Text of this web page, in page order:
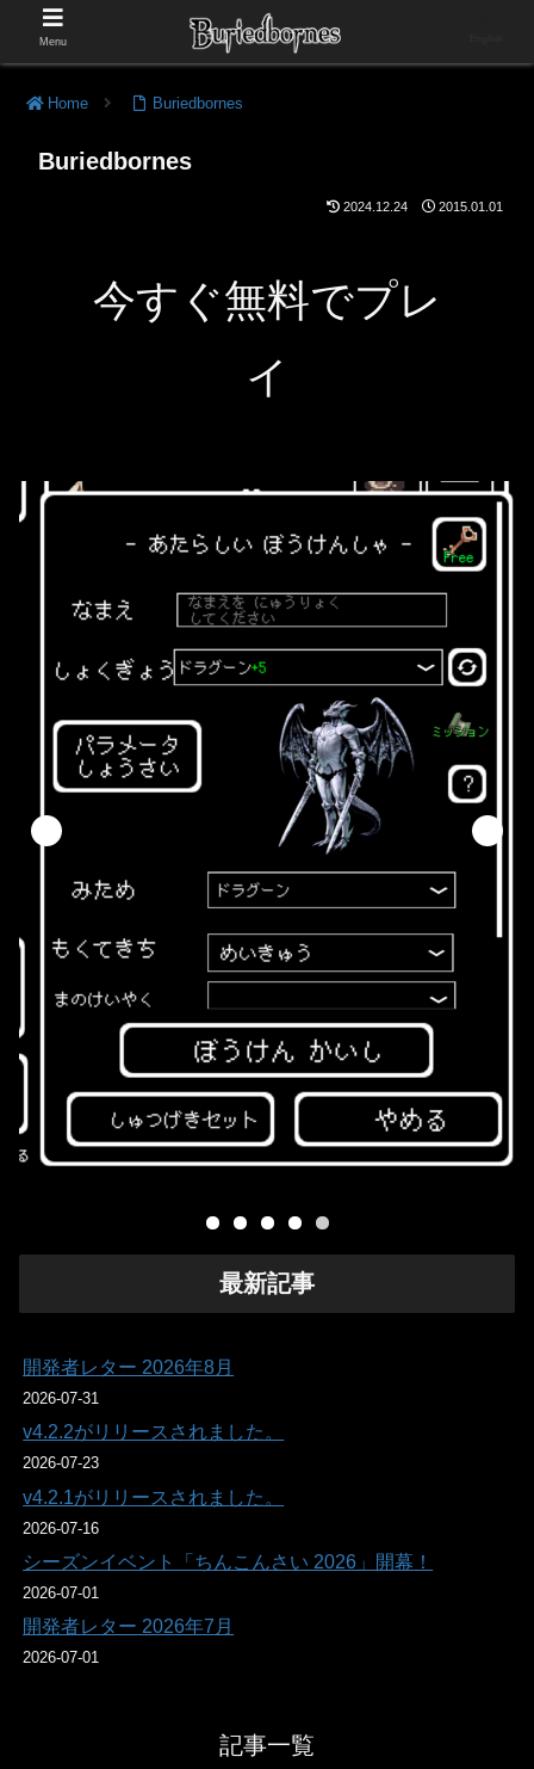
Home Buriedbornes
Buriedbornes
2024.12.24 2015.01.01
今すぐ無料でプレ
イ
最新記事
開発者レター 2026年8月
2026-07-31
v4.2.2がリリースされました。
2026-07-23
v4.2.1がリリースされました。
2026-07-16
シーズンイベント「ちんこんさい 2026」開幕！
2026-07-01
開発者レター 2026年7月
2026-07-01
記事一覧
Menu